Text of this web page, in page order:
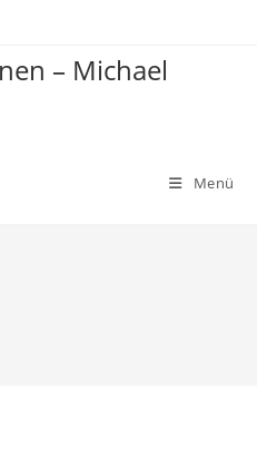
– Michael
Menü